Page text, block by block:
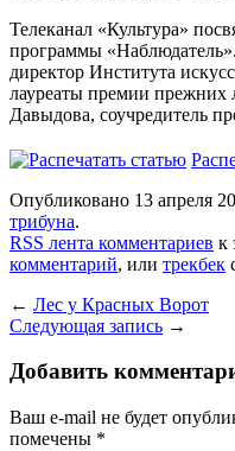
Телеканал «Культура»
программы
директор Института
лауреаты премии
Давыдова, соучредитель
Опубликовано 13 апреля
трибуна.
RSS лента комментариев к
комментарий, или трекбек
← Лес у Красных Ворот
Следующая запись →
Добавить
Ваш e-mail не будет
помечены *